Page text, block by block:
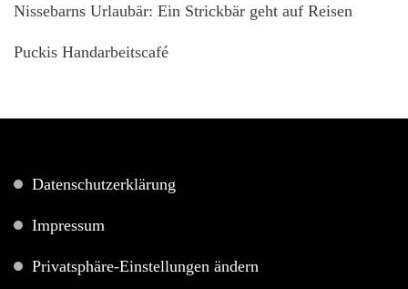
Nissebarns Urlaubär: Ein Strickbär geht auf Reisen
Puckis Handarbeitscafé
Datenschutzerklärung
Impressum
Privatsphäre-Einstellungen ändern